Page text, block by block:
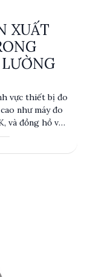
XUẤT
vực thiết bị đo
như máy đo
và đồng hồ vạn
cao, các sản
vị thế trên thị